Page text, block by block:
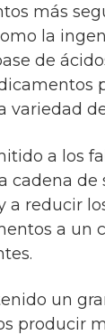
más
la
de
variedad
a los
cadena
reducir
a un
un
producir